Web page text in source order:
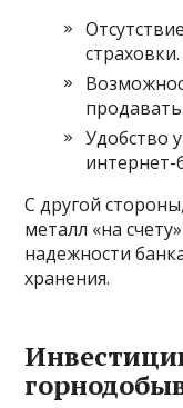
страховки.
Удобство
интернет-
С другой
металл «на
надежности
хранения.